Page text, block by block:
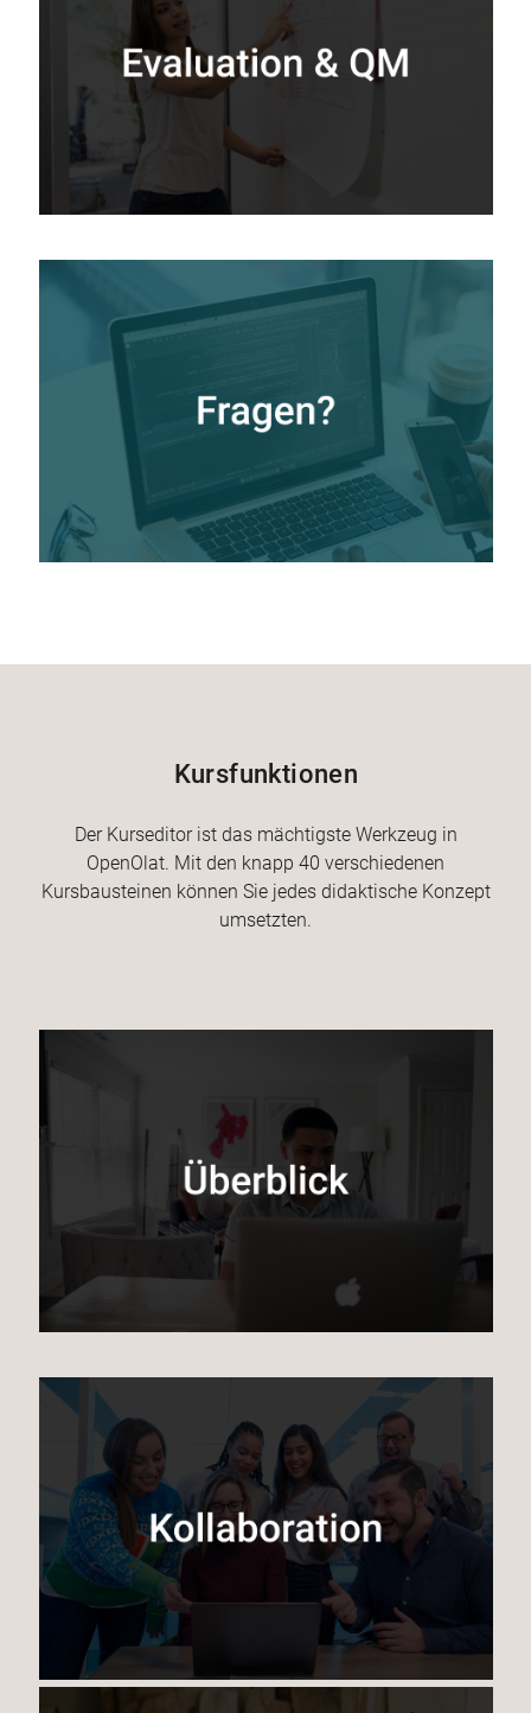
Kursfunktionen
Der Kurseditor ist das mächtigste Werkzeug in
OpenOlat. Mit den knapp 40 verschiedenen
Kursbausteinen können Sie jedes didaktische Konzept
umsetzten.